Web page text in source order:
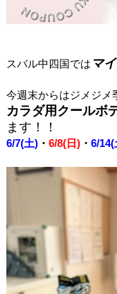
スバル中四国では マ
今週末からはジメジメ
カラダ用クールボ
ます！！
6/7(土)・ 6/8(日)・ 6/14(